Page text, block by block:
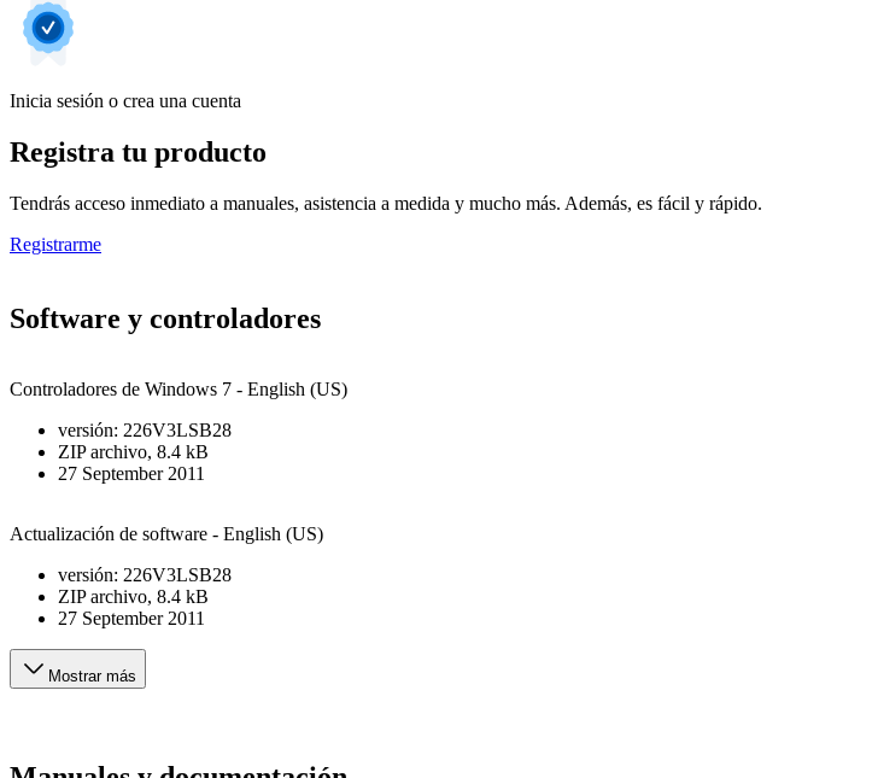
Inicia sesión o crea una cuenta
Registra tu producto
Tendrás acceso inmediato a manuales, asistencia a medida y mucho más. Además, es fácil y rápido.
Registrarme
Software y controladores
Controladores de Windows 7 - English (US)
versión: 226V3LSB28
ZIP archivo, 8.4 kB
27 September 2011
Actualización de software - English (US)
versión: 226V3LSB28
ZIP archivo, 8.4 kB
27 September 2011
Mostrar más